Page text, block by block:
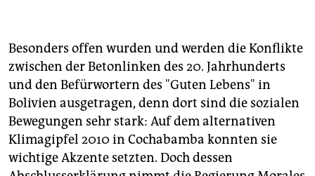
Besonders offen wurden und werden die Konflikte
zwischen der Betonlinken des 20. Jahrhunderts
und den Befürwortern des "Guten Lebens" in
Bolivien ausgetragen, denn dort sind die sozialen
Bewegungen sehr stark: Auf dem alternativen
Klimagipfel 2010 in Cochabamba konnten sie
wichtige Akzente setzten. Doch dessen